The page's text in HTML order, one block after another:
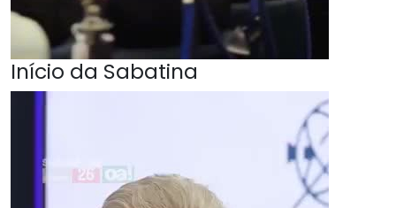
Início da Sabatina